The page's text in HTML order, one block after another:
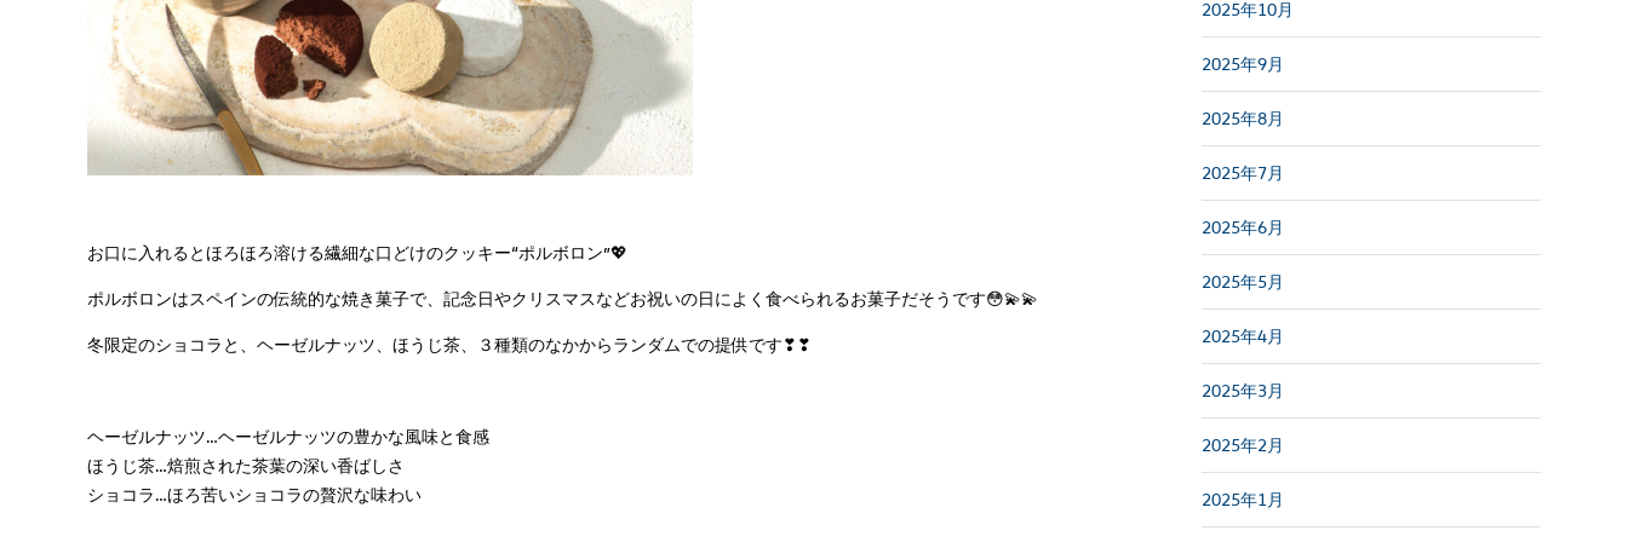
お口に入れるとほろほろ溶ける繊細な口どけのクッキー“ポルボロン”💖
ポルボロンはスペインの伝統的な焼き菓子で、記念日やクリスマスなどお祝いの日によく食べられるお菓子だそうです😳💫💫
冬限定のショコラと、ヘーゼルナッツ、ほうじ茶、３種類のなかからランダムでの提供です❣❣
ヘーゼルナッツ…ヘーゼルナッツの豊かな風味と食感
ほうじ茶…焙煎された茶葉の深い香ばしさ
ショコラ…ほろ苦いショコラの贅沢な味わい
2025年10月
2025年9月
2025年8月
2025年7月
2025年6月
2025年5月
2025年4月
2025年3月
2025年2月
2025年1月